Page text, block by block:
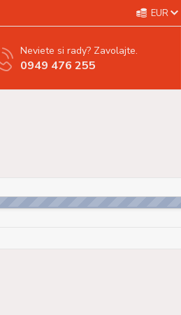
EUR
Neviete si rady? Zavolajte.
0949 476 255